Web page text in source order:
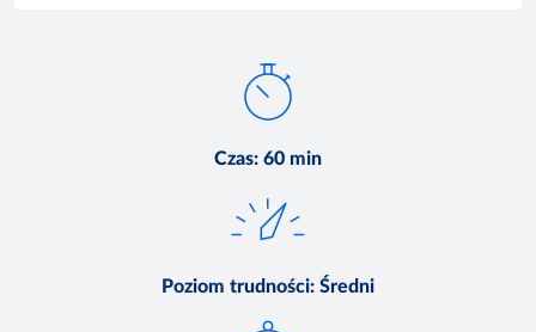
Czas: 60 min
Poziom trudności: Średni